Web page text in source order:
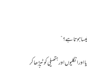
ہوتا ہے؟”
انگلیوں اور ہتھیلی کو ٹیڑھا کر